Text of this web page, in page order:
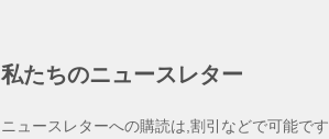
私たちのニュースレター
ニュースレターへの購読は,割引などで可能です.